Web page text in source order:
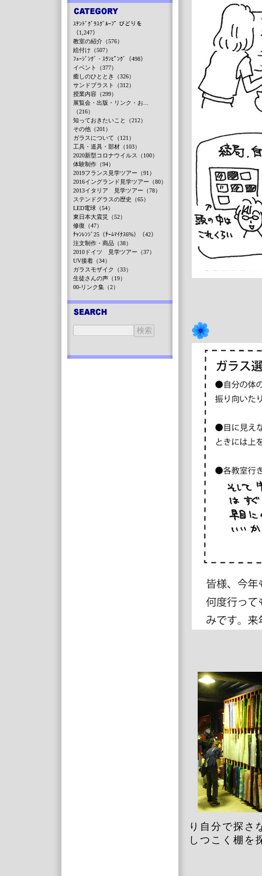
り自分で探さ
しつこく棚を
ｽﾃﾝﾄﾞｸﾞﾗｽｸﾞﾙｰﾌﾟ びどりを
（1,247）
教室の紹介（576）
絵付け（507）
ﾌｭｰｼﾞﾝｸﾞ・ｽﾗﾝﾋﾟﾝｸﾞ（498）
イベント（377）
癒しのひととき（326）
サンドブラスト（312）
授業内容（299）
展覧会・出版・リンク・お...
（216）
知っておきたいこと（212）
その他（201）
ガラスについて（121）
工具・道具・部材（103）
2020新型コロナウイルス（100）
体験制作（94）
2019フランス見学ツアー（91）
2016イングランド見学ツアー（80）
2013イタリア 見学ツアー（78）
ステンドグラスの歴史（65）
LED電球（54）
東日本大震災（52）
修復（47）
ﾁｬﾝﾚﾝｼﾞ25（ﾁｰﾑﾏｲﾅｽ6%）（42）
注文制作・商品（38）
2010ドイツ 見学ツアー（37）
UV接着（34）
ガラスモザイク（33）
生徒さんの声（19）
00-リンク集（2）